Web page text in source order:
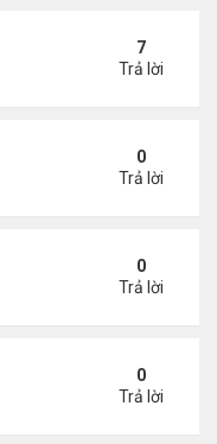
Người Việt Vượt Biên
7
Trả lời
học sinh Việt ở Mỹ
0
Trả lời
người Việt
0
Trả lời
người cao niên gốc
0
Trả lời